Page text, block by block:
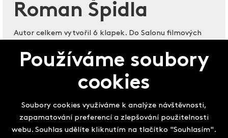
Roman Špidla
Autor celkem vytvořil 6 klapek. Do Salonu filmových
Salon filmových
klapek
Používáme soubory
cookies
Soubory cookies využíváme k analýze návštěvnosti,
zapamatování preferencí a zlepšování použitelnosti
webu. Souhlas udělíte kliknutím na tlačítko "Souhlasím".